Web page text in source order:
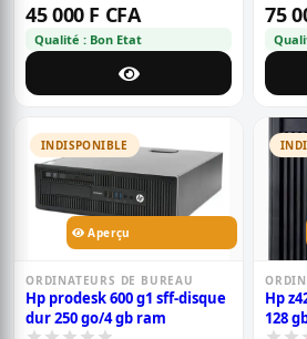
45 000 F CFA
Qualité : Bon Etat
75
INDISPONIBLE
Aperçu
ORDINATEURS DE BUREAU
Hp prodesk 600 g1 sff-disque
dur 250 go/4 gb ram
Hp
128